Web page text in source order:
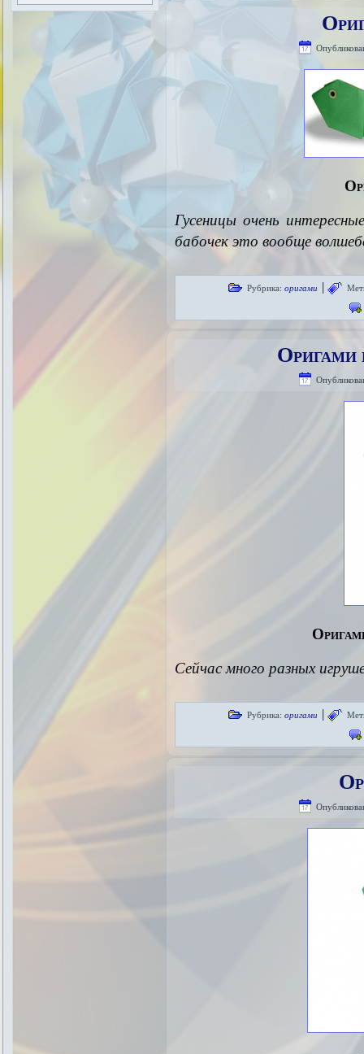
Гусеницы очень
бабочек это вообще
Рубрика: оригами |
Оригами
Сейчас много разных
Рубрика: оригами |